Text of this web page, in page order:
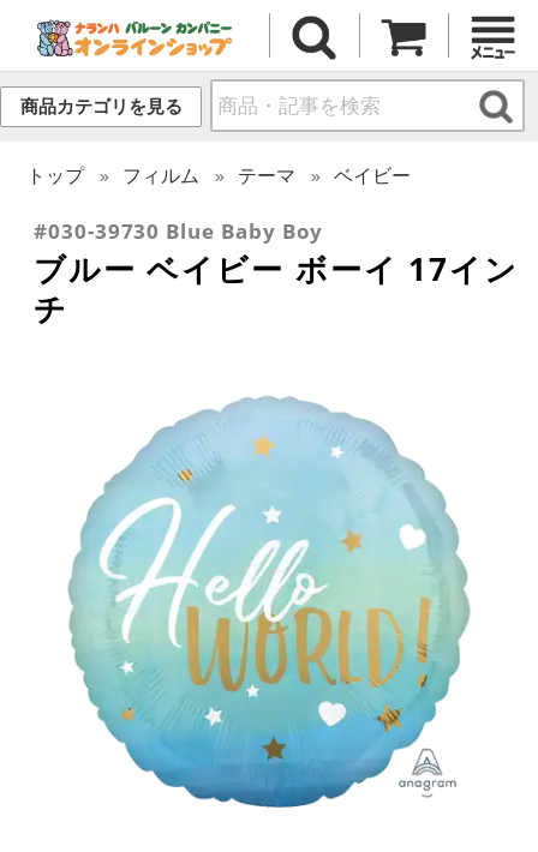
商品カテゴリを見る
トップ フィルム テーマ ベイビー
#030-39730 Blue Baby Boy
ブルー ベイビー ボーイ 17イン
チ